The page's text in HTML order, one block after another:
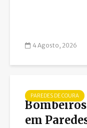
4 Agosto, 2026
PAREDES DE COURA
em